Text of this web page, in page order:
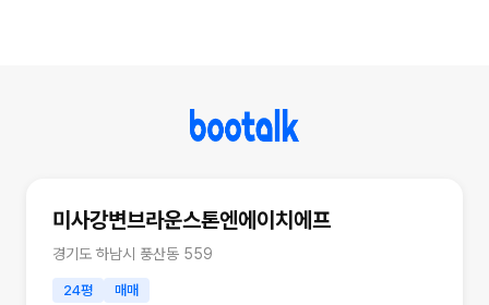
미사강변브라운스톤엔에이치에프
경기도 하남시 풍산동 559
24평 매매